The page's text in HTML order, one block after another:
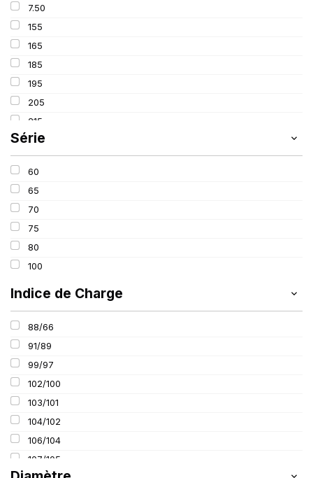
7.50
155
165
185
195
205
215
225
235
Série
60
65
70
75
80
100
Indice de Charge
88/66
91/89
99/97
102/100
103/101
104/102
106/104
107/105